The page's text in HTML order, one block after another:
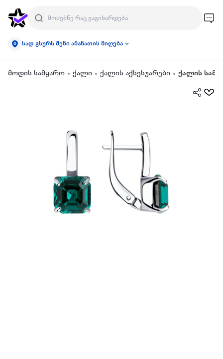
სად გსურს შენი ამანათის მიღება
მოდის სამყარო ქალი ქალის აქსესუარები ქალის